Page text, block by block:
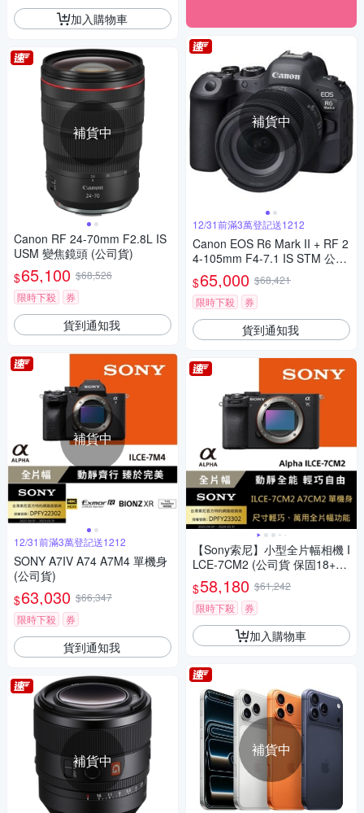
加入購物車
補貨中
Canon RF 24-70mm F2.8L IS
USM 變焦鏡頭 (公司貨)
$65,100 $68,526
限時下殺
券
貨到通知我
補貨中
12/31前滿3萬登記送1212
SONY A7IV A74 A7M4 單機身
(公司貨)
$63,030 $66,347
限時下殺
券
貨到通知我
補貨中
補貨中
12/31前滿3萬登記送1212
Canon EOS R6 Mark II + RF 2
4-105mm F4-7.1 IS STM 公司
貨
$65,000 $68,421
限時下殺
券
貨到通知我
【Sony索尼】小型全片幅相機 I
LCE-7CM2 (公司貨 保固18+6
個月)
$58,180 $61,242
限時下殺
券
加入購物車
補貨中